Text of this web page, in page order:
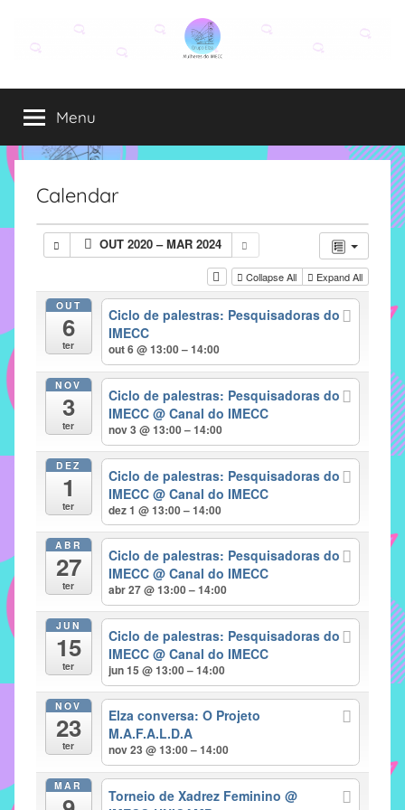
conteúdo
Grupo
Elza
Elza
é
formado
alunas,
funcionárias
IMECC
como
atribuição
implementar
proporcionem
fortalecimento
vínculos
sociais
profissionais
professores
funcionários
IMECC,
Menu
Calendar
OUT 2020 – MAR 2024
Collapse All Expand All
OUT
6
ter
Ciclo de palestras: Pesquisadoras do
IMECC
out 6 @ 13:00 – 14:00
NOV
3
ter
Ciclo de palestras: Pesquisadoras do
IMECC@ Canal do IMECC
nov 3 @ 13:00 – 14:00
DEZ
1
ter
Ciclo de palestras: Pesquisadoras do
IMECC@ Canal do IMECC
dez 1 @ 13:00 – 14:00
ABR
27
ter
Ciclo de palestras: Pesquisadoras do
IMECC@ Canal do IMECC
abr 27 @ 13:00 – 14:00
JUN
15
ter
Ciclo de palestras: Pesquisadoras do
IMECC@ Canal do IMECC
jun 15 @ 13:00 – 14:00
NOV
23
ter
Elza conversa: O Projeto
M.A.F.A.L.D.A
nov 23 @ 13:00 – 14:00
MAR
Torneio de Xadrez Feminino@